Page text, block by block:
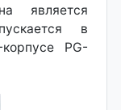
является
в
PG-